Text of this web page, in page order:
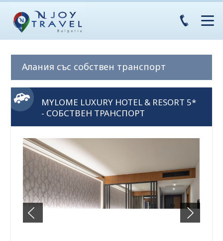
Алания със собствен транспорт
MYLOME LUXURY HOTEL & RESORT 5*
- СОБСТВЕН ТРАНСПОРТ